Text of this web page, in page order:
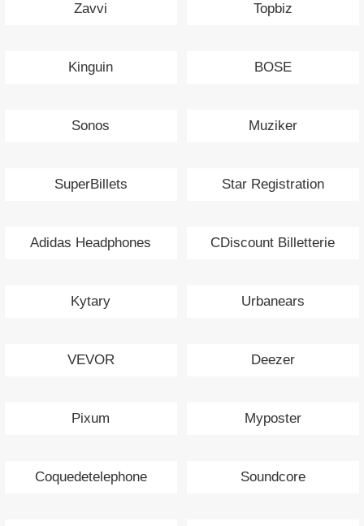
Zavvi Topbiz
Kinguin BOSE
Sonos Muziker
SuperBillets Star Registration
Adidas Headphones CDiscount Billetterie
Kytary Urbanears
VEVOR Deezer
Pixum Myposter
Coquedetelephone Soundcore